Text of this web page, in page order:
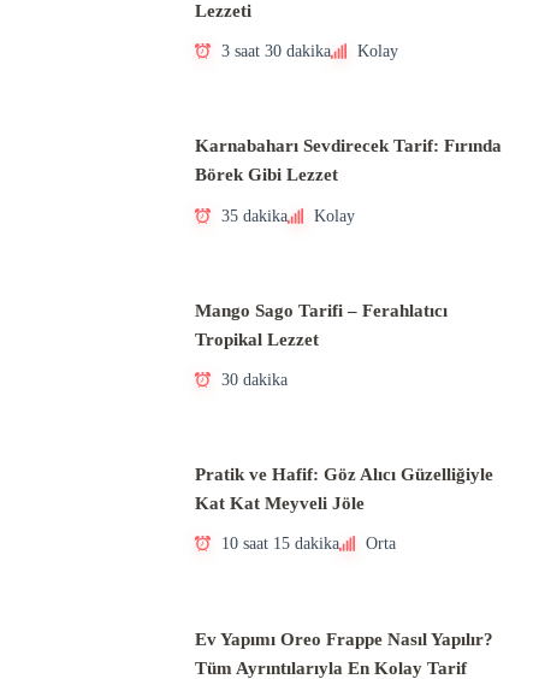
Lezzeti
3 saat 30 dakika Kolay
Karnabaharı Sevdirecek Tarif: Fırında
Börek Gibi Lezzet
35 dakika Kolay
Mango Sago Tarifi – Ferahlatıcı
Tropikal Lezzet
30 dakika
Pratik ve Hafif: Göz Alıcı Güzelliğiyle
Kat Kat Meyveli Jöle
10 saat 15 dakika Orta
Ev Yapımı Oreo Frappe Nasıl Yapılır?
Tüm Ayrıntılarıyla En Kolay Tarif